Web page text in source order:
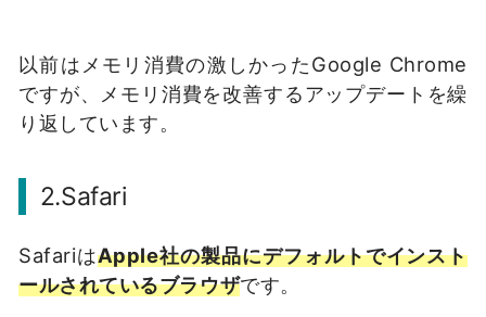
以前はメモリ消費の激しかったGoogle Chrome
ですが、メモリ消費を改善するアップデートを繰
り返しています。
2.Safari
SafariはApple社の製品にデフォルトでインスト
ールされているブラウザです。